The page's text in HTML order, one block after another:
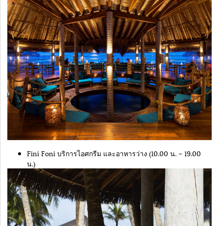
Fini Foni บริการไอศกรีม และอาหารว่าง (10.00 น. – 19.00
น.)